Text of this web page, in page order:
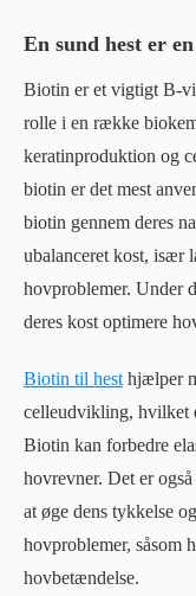
En sund hest er
Biotin er et vigtigt B-
rolle i en række
keratinproduktion og
biotin er det mest
biotin gennem deres
ubalanceret kost, især
hovproblemer. Under
deres kost optimere
Biotin til hest hjælper
celleudvikling, hvilket
Biotin kan forbedre
hovrevner. Det er
at øge dens tykkelse
hovproblemer, såsom
hovbetændelse.